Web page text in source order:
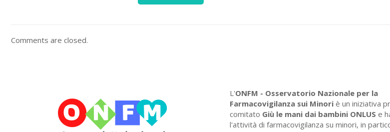
Comments are closed.
L'ONFM - Osservatorio Nazionale per la
Farmacovigilanza sui Minori è un iniziativa
comitato Giù le mani dai bambini ONLUS e
l'attività di farmacovigilanza su minori, in